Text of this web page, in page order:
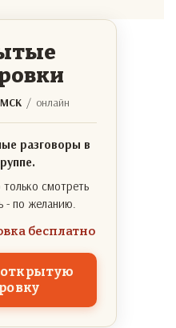
МСК / онлайн
разговоры в
смотреть
- по желанию.
бесплатно